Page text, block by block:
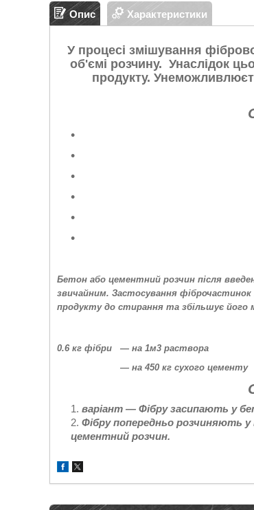
Опис Характеристики
У процесі змішування
об'ємі розчину. Унаслідок
продукту.
Бетон або цементний розчин після
звичайним. Застосування
продукту до стирання та збільшує його
0.6 кг фібри ― на 1м3 раствора
— на 450 кг сухого цементу
варіант — Фібру засипають у
Фібру попередньо розчиняють
цементний розчин.